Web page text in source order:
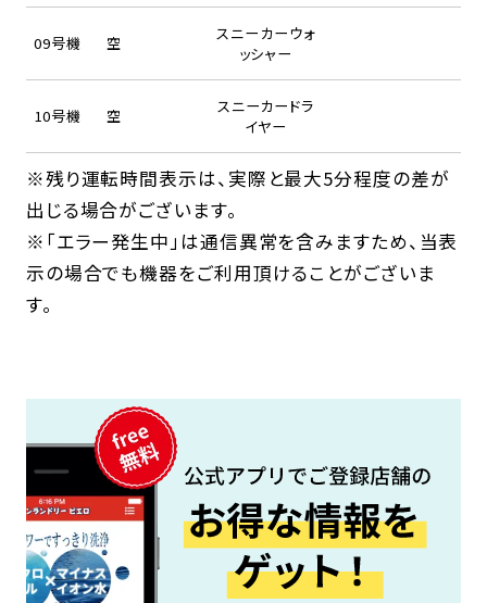
09号機 空
スニーカーウォ
ッシャー
10号機 空
スニーカードラ
イヤー
※残り運転時間表示は、実際と最大5分程度の差が
出じる場合がございます。
※「エラー発生中」は通信異常を含みますため、当表
示の場合でも機器をご利用頂けることがございま
す。